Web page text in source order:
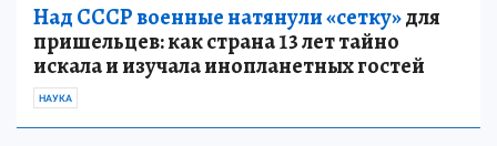
Над СССР военные натянули «сетку»для
пришельцев: как страна 13 лет тайно
искала и изучала инопланетных гостей
НАУКА